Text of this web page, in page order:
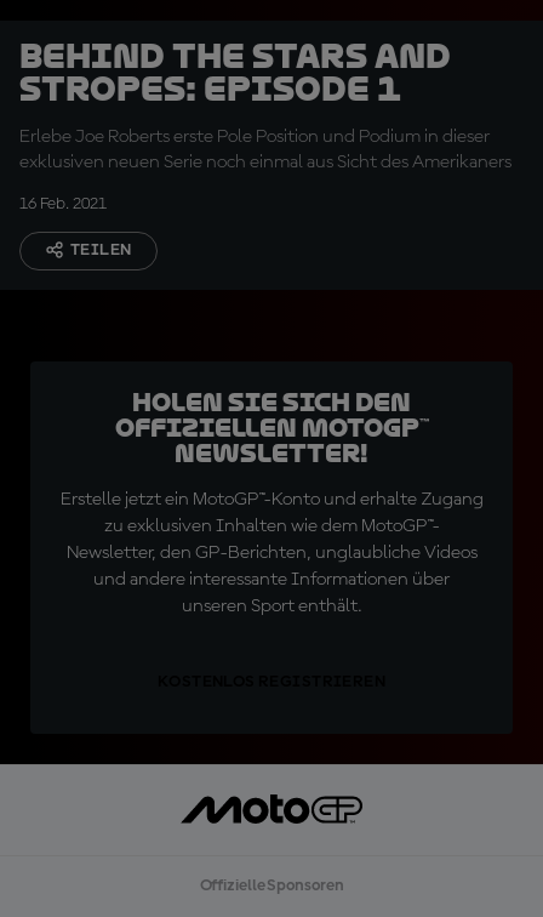
Behind the Stars and
Stropes: Episode 1
Erlebe Joe Roberts erste Pole Position und Podium in dieser
exklusiven neuen Serie noch einmal aus Sicht des Amerikaners
16 Feb. 2021
TEILEN
Holen Sie sich den
offiziellen MotoGP™
Newsletter!
Erstelle jetzt ein MotoGP™-Konto und erhalte Zugang
zu exklusiven Inhalten wie dem MotoGP™-
Newsletter, den GP-Berichten, unglaubliche Videos
und andere interessante Informationen über
unseren Sport enthält.
Offizielle Sponsoren